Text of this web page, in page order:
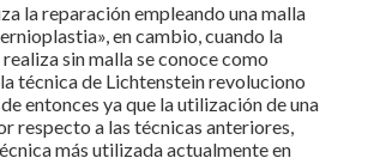
la reparación empleando una malla
en cambio, cuando la
sin malla se conoce como
técnica de Lichtenstein revoluciono
entonces ya que la utilización de una
respecto a las técnicas anteriores,
más utilizada actualmente en